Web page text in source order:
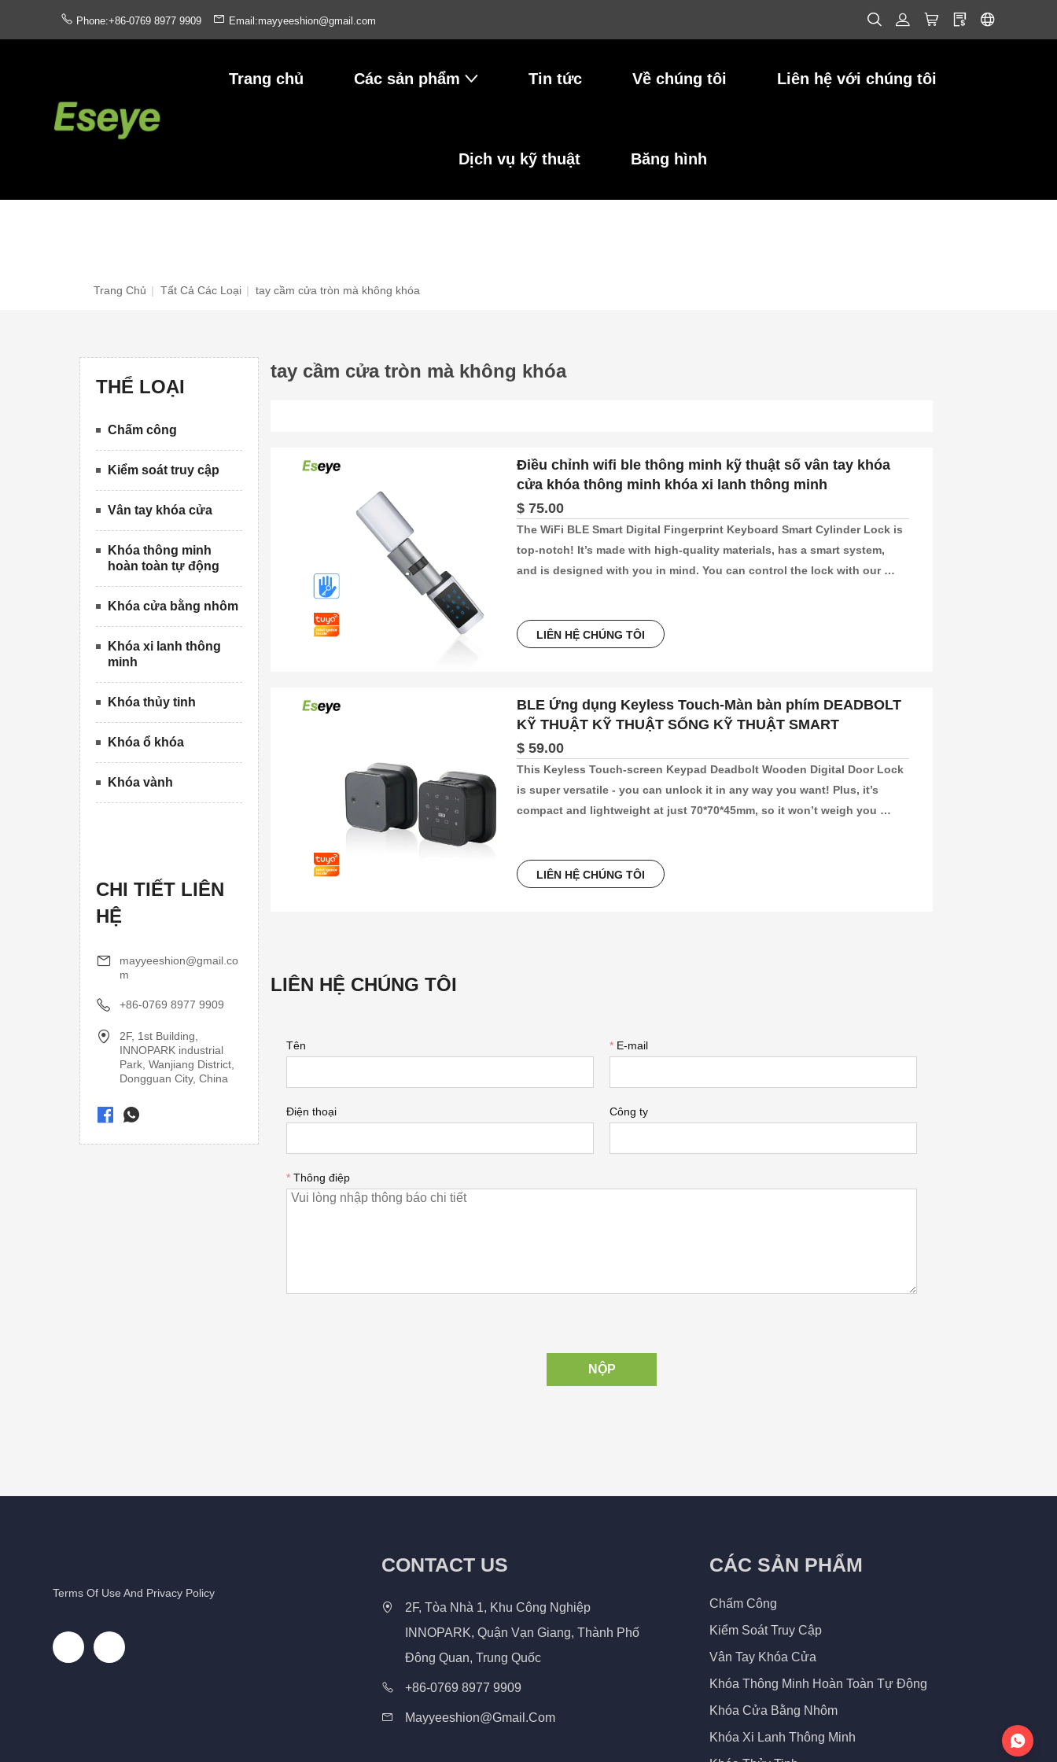
Phone:+86-0769 8977 9909 Email:mayyeeshion@gmail.com
Trang chủ Các sản phẩm Tin tức Về chúng tôi Liên hệ với chúng tôi
Dịch vụ kỹ thuật Băng hình
Trang Chủ | Tất Cả Các Loại | tay cầm cửa tròn mà không khóa
THỂ LOẠI
Chấm công
Kiểm soát truy cập
Vân tay khóa cửa
Khóa thông minh
hoàn toàn tự động
Khóa cửa bằng nhôm
Khóa xi lanh thông
minh
Khóa thủy tinh
Khóa ổ khóa
Khóa vành
CHI TIẾT LIÊN
HỆ
mayyeeshion@gmail.co
m
+86-0769 8977 9909
2F, 1st Building,
INNOPARK industrial
Park, Wanjiang District,
Dongguan City, China
tay cầm cửa tròn mà không khóa
Điều chỉnh wifi ble thông minh kỹ thuật số vân tay khóa
cửa khóa thông minh khóa xi lanh thông minh
$ 75.00
The WiFi BLE Smart Digital Fingerprint Keyboard Smart Cylinder Lock is
top-notch! It’s made with high-quality materials, has a smart system,
and is designed with you in mind. You can control the lock with our
breeze to install and fits doors that are 60-110mm thick.
LIÊN HỆ CHÚNG TÔI
BLE Ứng dụng Keyless Touch-Màn bàn phím DEADBOLT
KỸ THUẬT KỸ THUẬT SỐNG KỸ THUẬT SMART
$ 59.00
This Keyless Touch-screen Keypad Deadbolt Wooden Digital Door Lock
is super versatile - you can unlock it in any way you want! Plus, it’s
compact and lightweight at just 70*70*45mm, so it won’t weigh you
LIÊN HỆ CHÚNG TÔI
LIÊN HỆ CHÚNG TÔI
Tên * E-mail
Điện thoại Công ty
* Thông điệp
NỘP
Terms Of Use And Privacy Policy
CONTACT US
2F, Tòa Nhà 1, Khu Công Nghiệp
INNOPARK, Quận Vạn Giang, Thành Phố
Đông Quan, Trung Quốc
+86-0769 8977 9909
Mayyeeshion@gmail.com
CÁC SẢN PHẨM
Chấm Công
Kiểm Soát Truy Cập
Vân Tay Khóa Cửa
Khóa Thông Minh Hoàn Toàn Tự Động
Khóa Cửa Bằng Nhôm
Khóa Xi Lanh Thông Minh